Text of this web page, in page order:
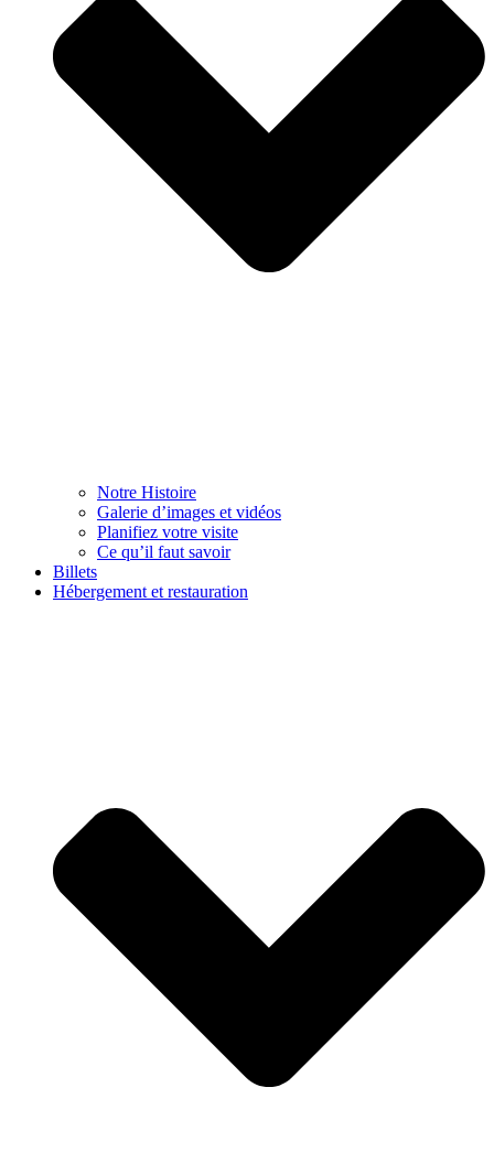
Notre Histoire
Galerie d’images et vidéos
Planifiez votre visite
Ce qu’il faut savoir
Billets
Hébergement et restauration